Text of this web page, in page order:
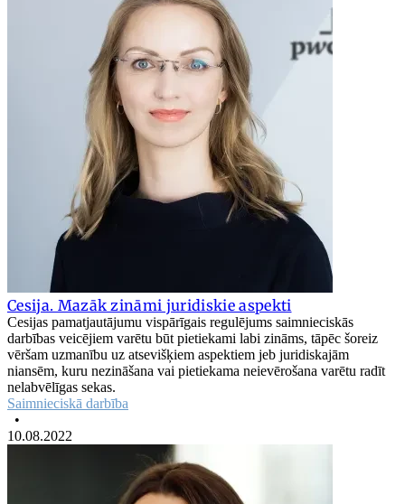
Cesija. Mazāk zināmi juridiskie aspekti
Cesijas pamatjautājumu vispārīgais regulējums saimnieciskās
darbības veicējiem varētu būt pietiekami labi zināms, tāpēc šoreiz
vēršam uzmanību uz atsevišķiem aspektiem jeb juridiskajām
niansēm, kuru nezināšana vai pietiekama neievērošana varētu radīt
nelabvēlīgas sekas.
Saimnieciskā darbība
•
10.08.2022